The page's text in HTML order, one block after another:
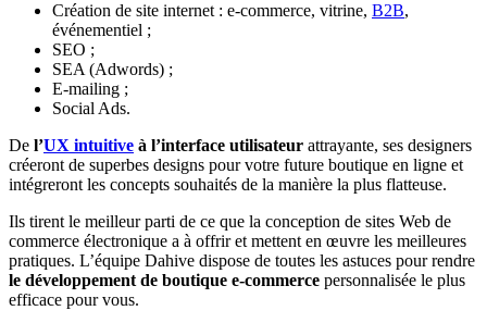
Création de site internet : e-commerce, vitrine, B2B,
événementiel ;
SEO ;
SEA (Adwords) ;
E-mailing ;
Social Ads.
De l’UX intuitive à l’interface utilisateur attrayante, ses designers
créeront de superbes designs pour votre future boutique en ligne et
intégreront les concepts souhaités de la manière la plus flatteuse.
Ils tirent le meilleur parti de ce que la conception de sites Web de
commerce électronique a à offrir et mettent en œuvre les meilleures
pratiques. L’équipe Dahive dispose de toutes les astuces pour rendre
le développement de boutique e-commerce personnalisée le plus
efficace pour vous.